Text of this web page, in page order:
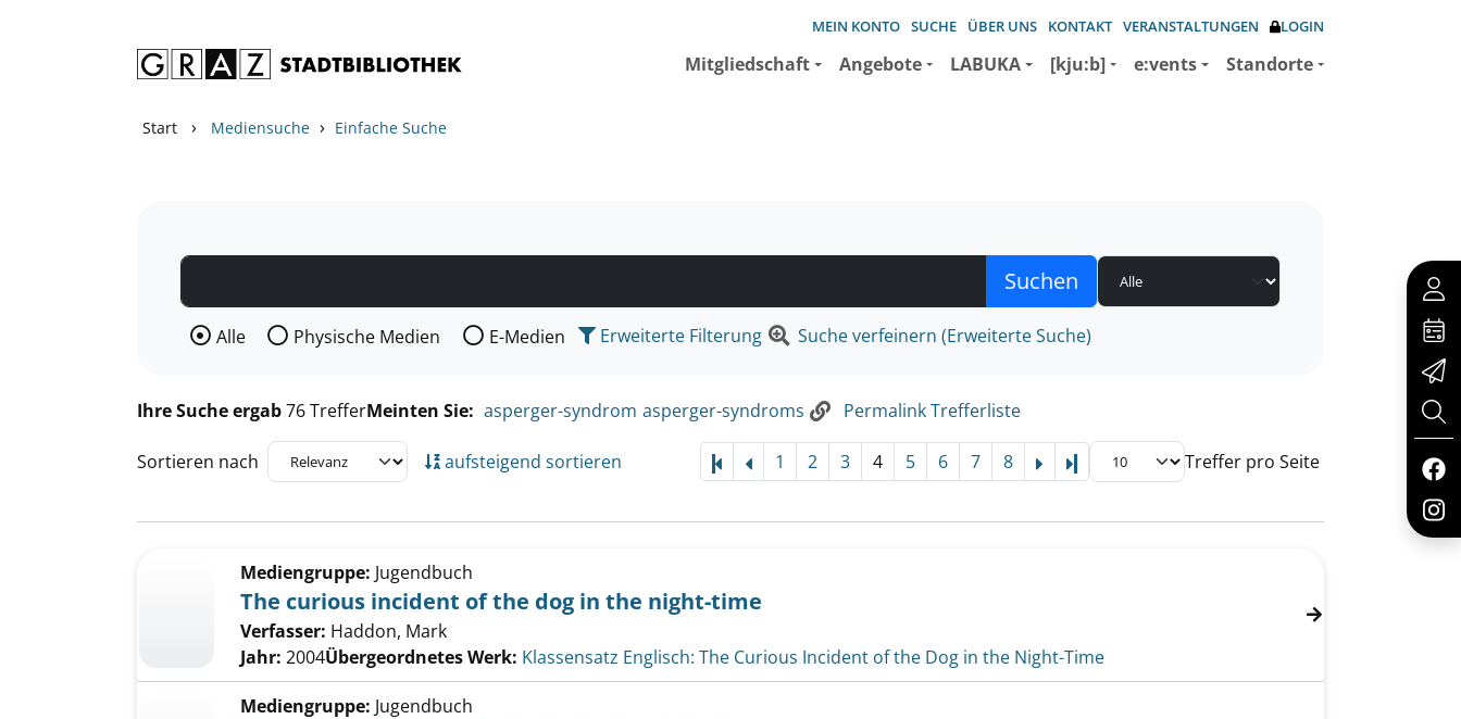
MEIN KONTO SUCHE ÜBER UNS KONTAKT VERANSTALTUNGEN LOGIN
Mitgliedschaft Angebote LABUKA [kju:b] e:vents Standorte
Start › Mediensuche › Einfache Suche
Wählen Sie die Medienart nach der Sie suchen wollen.
Alle Physische Medien E-Medien Erweiterte Filterung Suche verfeinern (Erweiterte Suche)
Ihre Suche ergab76 TrefferMeinten Sie: asperger-syndrom asperger-syndroms Permalink Trefferliste
Sortieren nach aufsteigend sortieren 1 2 3 4 5 6 7 8 Letzte Seite Treffer pro Seite
Zu den Suchfiltern springen
Mediengruppe: Jugendbuch
The curious incident of the dog in the night-time
Verfasser: Haddon, Mark
Jahr: 2004Übergeordnetes Werk: Klassensatz Englisch: The Curious Incident of the Dog in the Night-Time
Mediengruppe: Jugendbuch